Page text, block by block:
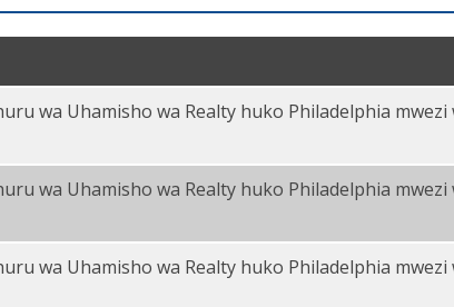
wa Uhamisho wa Realty huko Philadelphia mwezi
wa Uhamisho wa Realty huko Philadelphia mwezi
wa Uhamisho wa Realty huko Philadelphia mwezi